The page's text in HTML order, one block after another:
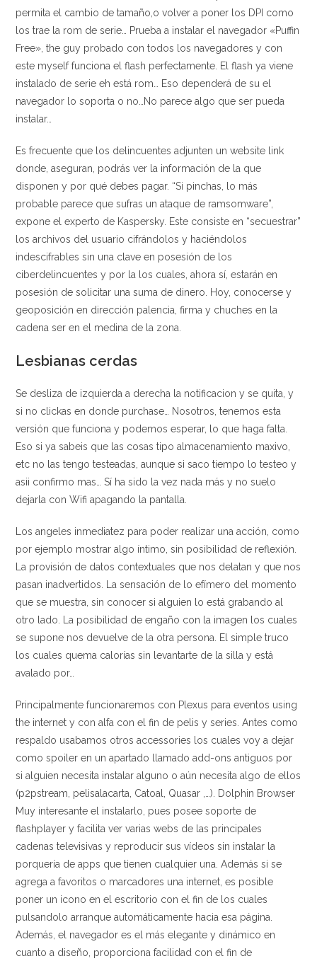
permita el cambio de tamaño,o volver a poner los DPI como
los trae la rom de serie… Prueba a instalar el navegador «Puffin
Free», the guy probado con todos los navegadores y con
este myself funciona el flash perfectamente. El flash ya viene
instalado de serie eh está rom… Eso dependerá de su el
navegador lo soporta o no…No parece algo que ser pueda
instalar…
Es frecuente que los delincuentes adjunten un website link
donde, aseguran, podrás ver la información de la que
disponen y por qué debes pagar. “Si pinchas, lo más
probable parece que sufras un ataque de ramsomware”,
expone el experto de Kaspersky. Este consiste en “secuestrar”
los archivos del usuario cifrándolos y haciéndolos
indescifrables sin una clave en posesión de los
ciberdelincuentes y por la los cuales, ahora sí, estarán en
posesión de solicitar una suma de dinero. Hoy, conocerse y
geoposición en dirección palencia, firma y chuches en la
cadena ser en el medina de la zona.
Lesbianas cerdas
Se desliza de izquierda a derecha la notificacion y se quita, y
si no clickas en donde purchase… Nosotros, tenemos esta
versión que funciona y podemos esperar, lo que haga falta.
Eso si ya sabeis que las cosas tipo almacenamiento maxivo,
etc no las tengo testeadas, aunque si saco tiempo lo testeo y
asii confirmo mas… Sí ha sido la vez nada más y no suelo
dejarla con Wifi apagando la pantalla.
Los angeles inmediatez para poder realizar una acción, como
por ejemplo mostrar algo íntimo, sin posibilidad de reflexión.
La provisión de datos contextuales que nos delatan y que nos
pasan inadvertidos. La sensación de lo efímero del momento
que se muestra, sin conocer si alguien lo está grabando al
otro lado. La posibilidad de engaño con la imagen los cuales
se supone nos devuelve de la otra persona. El simple truco
los cuales quema calorías sin levantarte de la silla y está
avalado por…
Principalmente funcionaremos con Plexus para eventos using
the internet y con alfa con el fin de pelis y series. Antes como
respaldo usabamos otros accessories los cuales voy a dejar
como spoiler en un apartado llamado add-ons antiguos por
si alguien necesita instalar alguno o aún necesita algo de ellos
(p2pstream, pelisalacarta, Catoal, Quasar ,…). Dolphin Browser
Muy interesante el instalarlo, pues posee soporte de
flashplayer y facilita ver varias webs de las principales
cadenas televisivas y reproducir sus vídeos sin instalar la
porquería de apps que tienen cualquier una. Además si se
agrega a favoritos o marcadores una internet, es posible
poner un icono en el escritorio con el fin de los cuales
pulsandolo arranque automáticamente hacia esa página.
Además, el navegador es el más elegante y dinámico en
cuanto a diseño, proporciona facilidad con el fin de